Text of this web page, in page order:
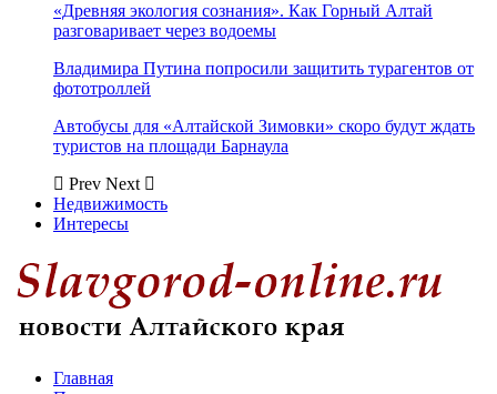
«Древняя экология сознания». Как Горный Алтай
разговаривает через водоемы
Владимира Путина попросили защитить турагентов от
фототроллей
Автобусы для «Алтайской Зимовки» скоро будут ждать
туристов на площади Барнаула
Prev Next
Недвижимость
Интересы
Главная